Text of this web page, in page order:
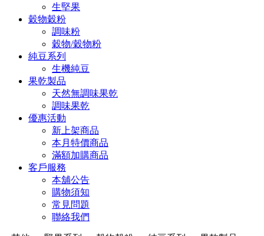
生堅果
穀物穀粉
調味粉
穀物/穀物粉
純豆系列
生機純豆
果乾製品
天然無調味果乾
調味果乾
優惠活動
新上架商品
本月特價商品
滿額加購商品
客戶服務
本舖公告
購物須知
常見問題
聯絡我們